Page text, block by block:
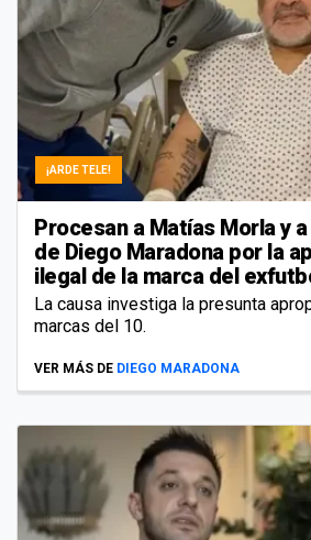
¡ARDE TELE!
Procesan a Matías Morla y
de Diego Maradona por la
ilegal de la marca del
La causa investiga la presunta
marcas del 10.
VER MÁS DE DIEGO MARADONA